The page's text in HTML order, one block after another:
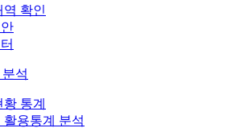
역 확인
석
통계
활용통계 분석